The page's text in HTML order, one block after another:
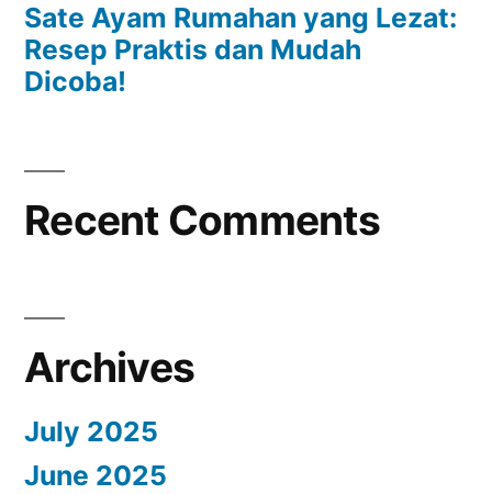
Sate Ayam Rumahan yang Lezat:
Resep Praktis dan Mudah
Dicoba!
Recent Comments
Archives
July 2025
June 2025